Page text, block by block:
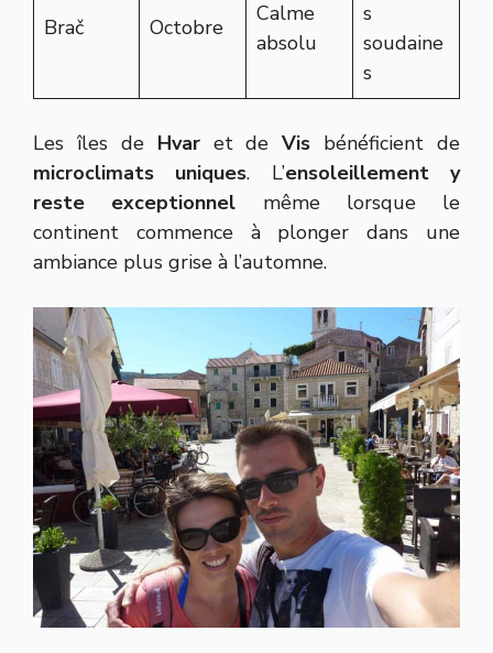
Brač Octobre
Calme
absolu
s
soudaine
s
Les îles de Hvaret deVis bénéficient de
microclimats uniques. L’ensoleillement y
reste exceptionnel même lorsque le
continent commence à plonger dans une
ambiance plus grise à l’automne.